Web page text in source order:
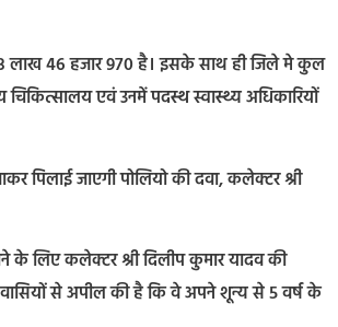
लाख 46 हजार 970 है। इसके साथ ही जिले मे कुल
एवं उनमें पदस्थ स्वास्थ्य अधिकारियों
पिलाई जाएगी पोलियो की दवा, कलेक्टर श्री
के लिए कलेक्टर श्री दिलीप कुमार यादव की
से अपील की है कि वे अपने शून्य से 5 वर्ष के